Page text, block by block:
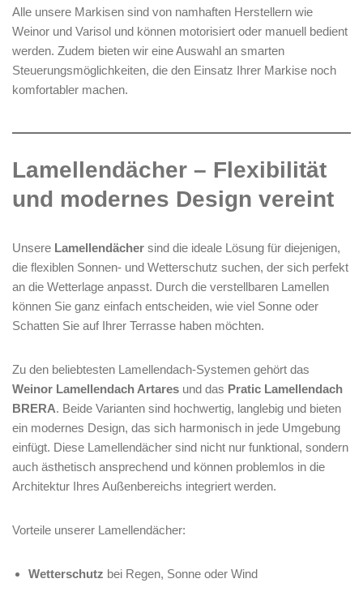
Alle unsere Markisen sind von namhaften Herstellern wie
Weinor und Varisol und können motorisiert oder manuell bedient
werden. Zudem bieten wir eine Auswahl an smarten
Steuerungsmöglichkeiten, die den Einsatz Ihrer Markise noch
komfortabler machen.
Lamellendächer – Flexibilität
und modernes Design vereint
Unsere Lamellendächer sind die ideale Lösung für diejenigen,
die flexiblen Sonnen- und Wetterschutz suchen, der sich perfekt
an die Wetterlage anpasst. Durch die verstellbaren Lamellen
können Sie ganz einfach entscheiden, wie viel Sonne oder
Schatten Sie auf Ihrer Terrasse haben möchten.
Zu den beliebtesten Lamellendach-Systemen gehört das
Weinor Lamellendach Artares und das Pratic Lamellendach
BRERA. Beide Varianten sind hochwertig, langlebig und bieten
ein modernes Design, das sich harmonisch in jede Umgebung
einfügt. Diese Lamellendächer sind nicht nur funktional, sondern
auch ästhetisch ansprechend und können problemlos in die
Architektur Ihres Außenbereichs integriert werden.
Vorteile unserer Lamellendächer:
Wetterschutz bei Regen, Sonne oder Wind